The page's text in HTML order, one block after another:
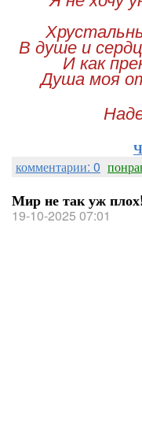
В душе и
И как
Душа моя
комментарии: 0
Мир не так уж
19-10-2025 07:01